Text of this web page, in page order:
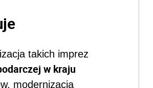
takich imprez
w kraju
modernizacja